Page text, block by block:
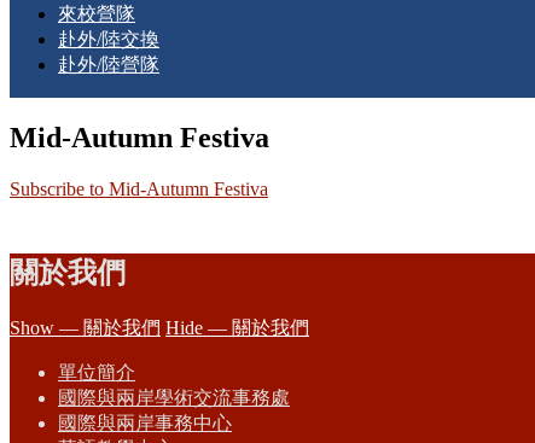
來校營隊
赴外/陸交換
赴外/陸營隊
Mid-Autumn Festiva
Subscribe to Mid-Autumn Festiva
關於我們
Show — 關於我們 Hide — 關於我們
單位簡介
國際與兩岸學術交流事務處
國際與兩岸事務中心